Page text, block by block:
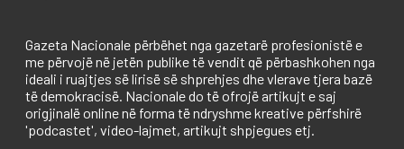
Gazeta Nacionale përbëhet nga gazetarë profesionistë e
me përvojë në jetën publike të vendit që përbashkohen nga
ideali i ruajtjes së lirisë së shprehjes dhe vlerave tjera bazë
të demokracisë. Nacionale do të ofrojë artikujt e saj
origjinalë online në forma të ndryshme kreative përfshirë
'podcastet', video-lajmet, artikujt shpjegues etj.